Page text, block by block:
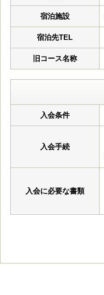
宿泊施設
宿泊先TEL
旧コース名称
入会条件
入会手続
入会に必要な書類